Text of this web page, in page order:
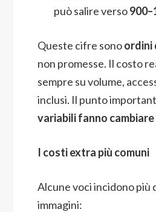
può salire verso
Queste cifre sonoordini
non promesse. Il costo
sempre su volume,
inclusi. Il punto
variabili fanno
I costi extra più comuni
Alcune voci incidono più
immagini: